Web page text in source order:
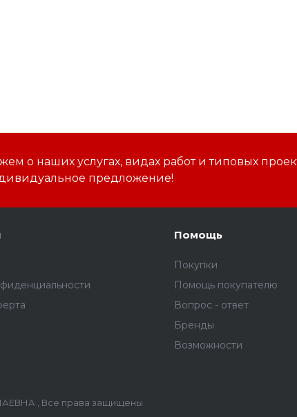
о наших услугах, видах работ и типовых
предложение!
Помощь
Покупки
Помощь покупателю
Вопрос - ответ
Бренды
Возможности
, Все права защищены